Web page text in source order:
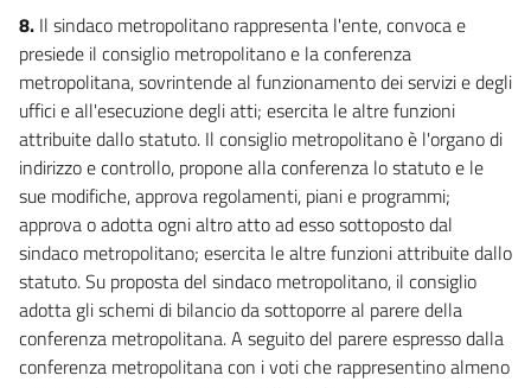
8. Il sindaco metropolitano rappresenta l'ente, convoca e
presiede il consiglio metropolitano e la conferenza
metropolitana, sovrintende al funzionamento dei servizi e degli
uffici e all'esecuzione degli atti; esercita le altre funzioni
attribuite dallo statuto. Il consiglio metropolitano è l'organo di
indirizzo e controllo, propone alla conferenza lo statuto e le
sue modifiche, approva regolamenti, piani e programmi;
approva o adotta ogni altro atto ad esso sottoposto dal
sindaco metropolitano; esercita le altre funzioni attribuite dallo
statuto. Su proposta del sindaco metropolitano, il consiglio
adotta gli schemi di bilancio da sottoporre al parere della
conferenza metropolitana. A seguito del parere espresso dalla
conferenza metropolitana con i voti che rappresentino almeno